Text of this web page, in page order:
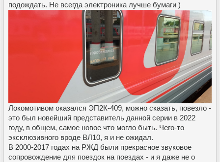
подождать. Не всегда электроника лучше бумаги )
Локомотивом оказался ЭП2К-409, можно сказать, повезло -
это был новейший представитель данной серии в 2022
году, в общем, самое новое что могло быть. Чего-то
эксклюзивного вроде ВЛ10, я и не ожидал.
В 2000-2017 годах на РЖД были прекрасное звуковое
сопровождение для поездок на поездах - и я даже не о